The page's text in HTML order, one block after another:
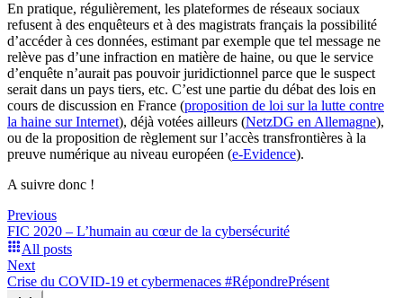
En pratique, régulièrement, les plateformes de réseaux sociaux
refusent à des enquêteurs et à des magistrats français la possibilité
d’accéder à ces données, estimant par exemple que tel message ne
relève pas d’une infraction en matière de haine, ou que le service
d’enquête n’aurait pas pouvoir juridictionnel parce que le suspect
serait dans un pays tiers, etc. C’est une partie du débat des lois en
cours de discussion en France (proposition de loi sur la lutte contre
la haine sur Internet), déjà votées ailleurs (NetzDG en Allemagne),
ou de la proposition de règlement sur l’accès transfrontières à la
preuve numérique au niveau européen (e-Evidence).
A suivre donc !
Previous
FIC 2020 – L’humain au cœur de la cybersécurité
All posts
Next
Crise du COVID-19 et cybermenaces #RépondrePrésent